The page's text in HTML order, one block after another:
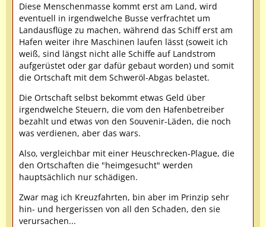
Diese Menschenmasse kommt erst am Land, wird
eventuell in irgendwelche Busse verfrachtet um
Landausflüge zu machen, während das Schiff erst am
Hafen weiter ihre Maschinen laufen lässt (soweit ich
weiß, sind längst nicht alle Schiffe auf Landstrom
aufgerüstet oder gar dafür gebaut worden) und somit
die Ortschaft mit dem Schweröl-Abgas belastet.
Die Ortschaft selbst bekommt etwas Geld über
irgendwelche Steuern, die vom den Hafenbetreiber
bezahlt und etwas von den Souvenir-Läden, die noch
was verdienen, aber das wars.
Also, vergleichbar mit einer Heuschrecken-Plague, die
den Ortschaften die "heimgesucht" werden
hauptsächlich nur schädigen.
Zwar mag ich Kreuzfahrten, bin aber im Prinzip sehr
hin- und hergerissen von all den Schaden, den sie
verursachen...